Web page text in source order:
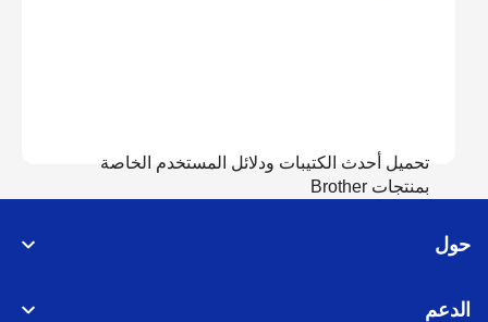
تحميل أحدث الكتيبات ودلائل المستخدم الخاصة
بمنتجات Brother
حول
الدعم